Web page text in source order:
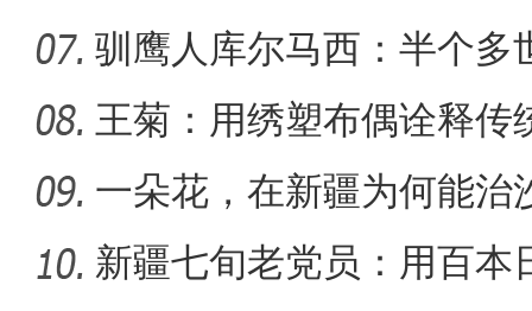
驯鹰人库尔马西：半个多
王菊：用绣塑布偶诠释传
一朵花，在新疆为何能治
新疆七旬老党员：用百本